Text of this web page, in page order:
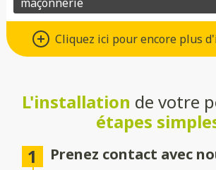
Cliquez ici pour encore plus
Différents types
Choisissez le système d’ouverture qui
Battant: idéal pour les larges entrées,
classique à deux vantaux.
optimise le dégagement latéral.
L'installation de votre
étapes
Prenez contact avec